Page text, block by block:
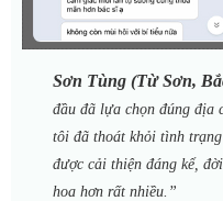
Sơn Tùng (Từ Sơn,
đầu đã lựa chọn đúng địa
tôi đã thoát khỏi tình
được cải thiện đáng kể,
hoa hơn rất nhiều.”